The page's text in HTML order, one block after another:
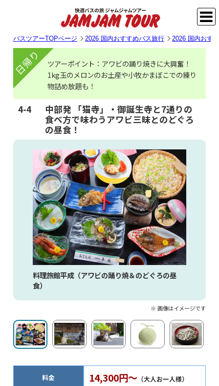
バスツアーTOPページ 2026 国内おすすめバス旅行 2026 国内おす
ツアーポイント：アワビの踊り焼きに大興奮！
1kg玉のメロンのお土産や小牧かまぼこでの練り
物詰め放題も！
日帰り
4-4
中部発 「猫寺」・御誕生寺と7通りの
食べ方で味わうアワビ三昧とのどぐろ
の昼食！
料理旅館平成（アワビの踊り焼＆のどぐろの昼
食）
※ 画像はイメージです
料金 14,300円～ （大人お一人様）